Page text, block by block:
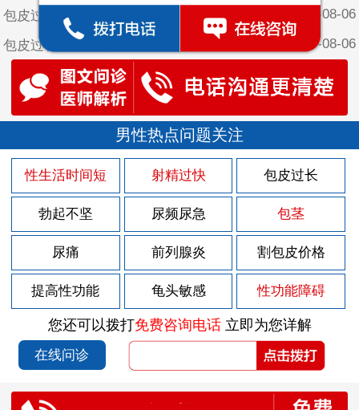
2026-08-06
2026-08-06
包皮过长会引发什么疾病 2026-08-06
尿道灼热有什么症状
尿道灼热什么原因引起
尿道周围长小疙瘩是怎么回事 2026-07-30
导致前列腺炎病发的原因是什么 2026-07-30
男性患上前列腺炎会出现什么伤害 2026-07-30
男性患上前列腺炎的病因有什么 2026-07-30
男性急性前列腺炎的危害有哪些？ 2026-07-30
慢性前列腺炎会造成什么样的危害 2026-07-30
尿道后面有小颗粒 2026-07-28
尿道口边上的肉芽 2026-07-25
男性患上早泄有哪些表现 2026-07-24
男性热点问题关注
性生活时间短 射精过快 包皮过长
勃起不坚 尿频尿急 包茎
尿痛 前列腺炎 割包皮价格
提高性功能 龟头敏感 性功能障碍
您还可以拨打免费咨询电话立即为您详解
在线问诊